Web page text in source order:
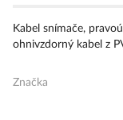
Kabel snímače,
ohnivzdorný kabel z
Značka